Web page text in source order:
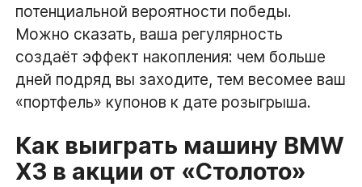
потенциальной вероятности победы.
Можно сказать, ваша регулярность
создаёт эффект накопления: чем больше
дней подряд вы заходите, тем весомее ваш
«портфель» купонов к дате розыгрыша.
Как выиграть машину BMW
X3 в акции от «Столото»